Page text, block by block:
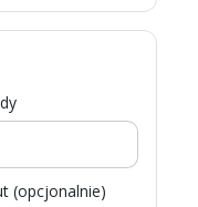
(opcjonalnie)